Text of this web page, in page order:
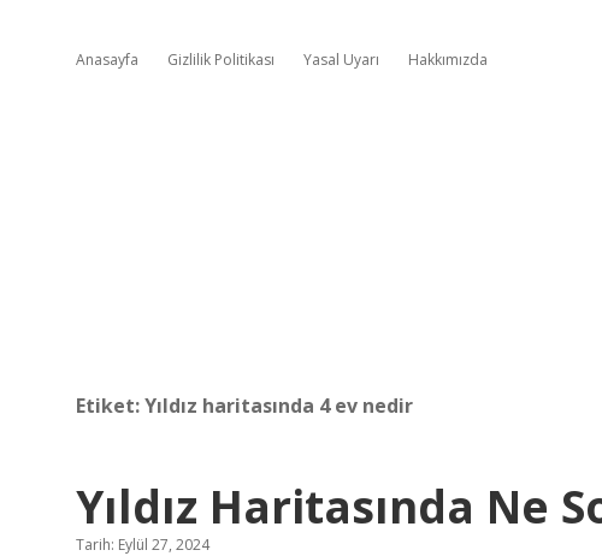
Anasayfa Gizlilik Politikası Yasal Uyarı Hakkımızda
Etiket:Yıldız haritasında 4 ev nedir
Yıldız Haritasında Ne
Tarih: Eylül 27, 2024